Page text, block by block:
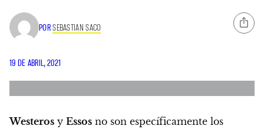
PORSEBASTIAN SACO
19 DE ABRIL, 2021
Westeros y Essos no son específicamente los